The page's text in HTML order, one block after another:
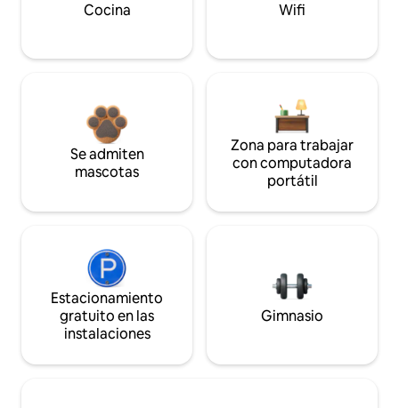
Cocina Wifi
Se admiten
mascotas
Zona para trabajar
con computadora
portátil
Estacionamiento
gratuito en las
instalaciones
Gimnasio